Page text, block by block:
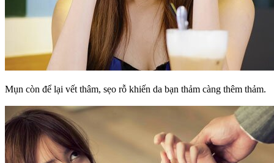
Mụn còn để lại vết thâm, sẹo rỗ khiến da bạn thảm càng thêm thảm.